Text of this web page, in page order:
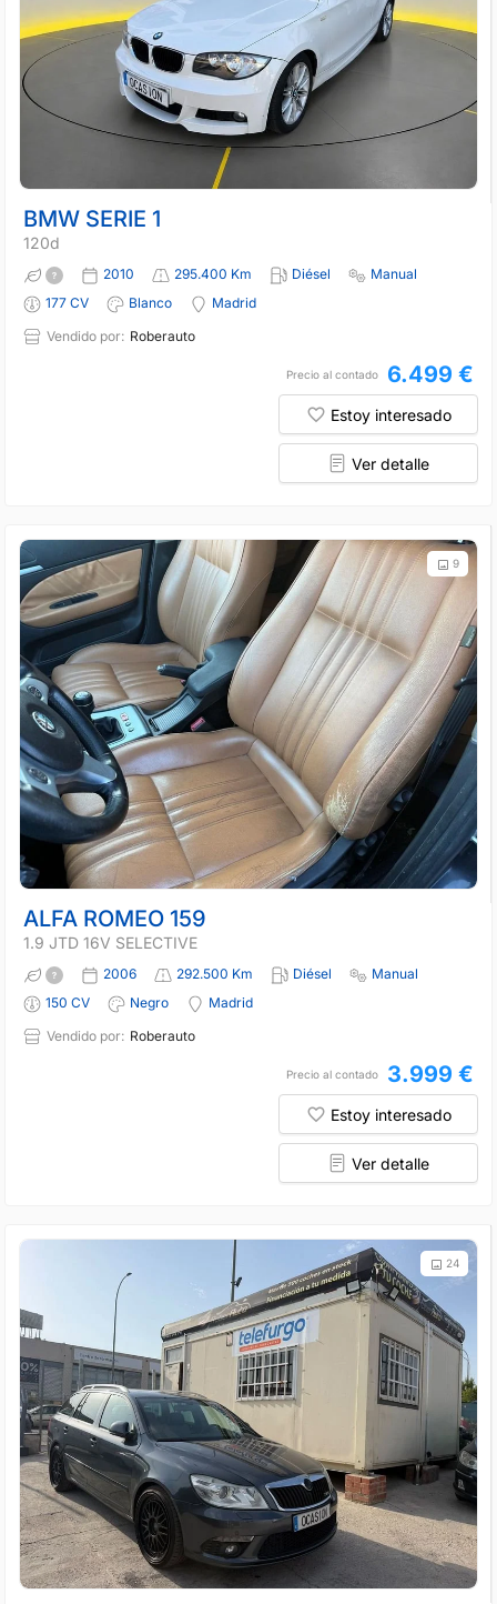
BMW SERIE 1
120d
2010 295.400 Km Diésel
Manual
177 CV
Blanco
Madrid
Vendido por: Roberauto
Precio al contado 6.499 €
Estoy interesado
Ver detalle
9
ALFA ROMEO 159
1.9 JTD 16V SELECTIVE
2006 292.500 Km Diésel
Manual
150 CV
Negro
Madrid
Vendido por: Roberauto
Precio al contado 3.999 €
Estoy interesado
Ver detalle
24